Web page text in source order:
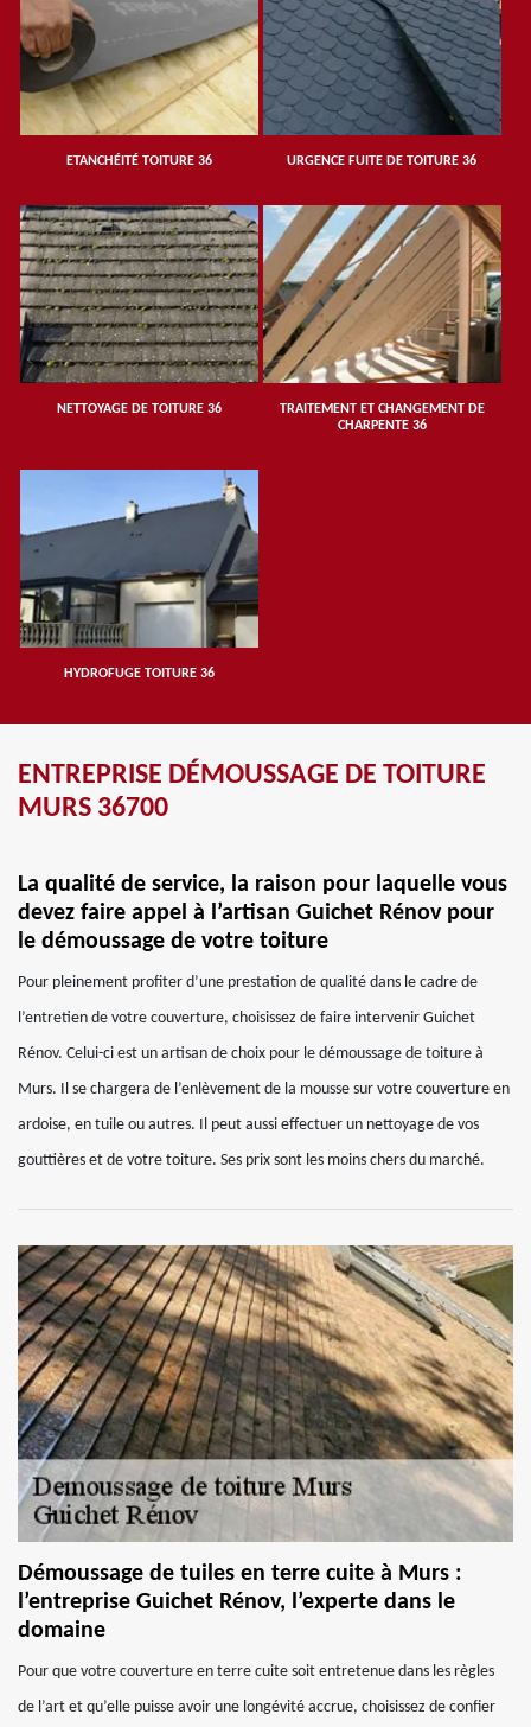
ETANCHÉITÉ TOITURE 36 URGENCE FUITE DE TOITURE 36
NETTOYAGE DE TOITURE 36
TRAITEMENT ET CHANGEMENT DE
CHARPENTE 36
HYDROFUGE TOITURE 36
ENTREPRISE DÉMOUSSAGE DE TOITURE
MURS 36700
La qualité de service, la raison pour laquelle vous
devez faire appel à l’artisan Guichet Rénov pour
le démoussage de votre toiture
Pour pleinement profiter d’une prestation de qualité dans le cadre de
l’entretien de votre couverture, choisissez de faire intervenir Guichet
Rénov. Celui-ci est un artisan de choix pour le démoussage de toiture à
Murs. Il se chargera de l’enlèvement de la mousse sur votre couverture en
ardoise, en tuile ou autres. Il peut aussi effectuer un nettoyage de vos
gouttières et de votre toiture. Ses prix sont les moins chers du marché.
Démoussage de tuiles en terre cuite à Murs :
l’entreprise Guichet Rénov, l’experte dans le
domaine
Pour que votre couverture en terre cuite soit entretenue dans les règles
de l’art et qu’elle puisse avoir une longévité accrue, choisissez de confier